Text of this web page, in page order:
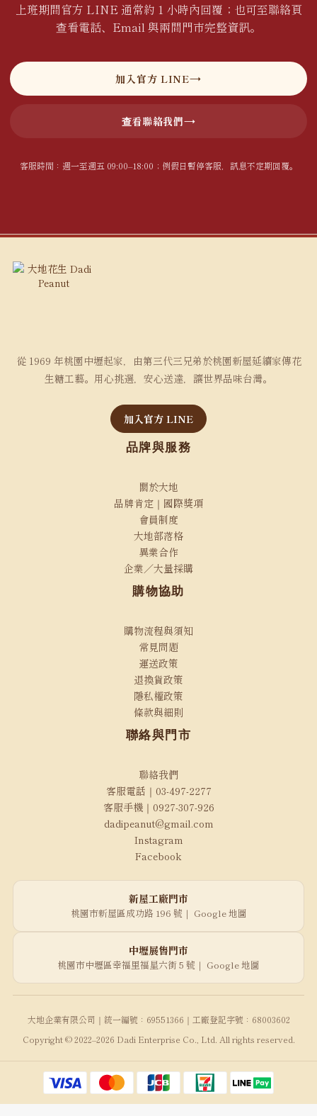
上班期間官方 LINE 通常約 1 小時內回覆；也可至聯絡頁
查看電話、Email 與兩間門市完整資訊。
加入官方 LINE
查看聯絡我們
客服時間：週一至週五 09:00–18:00；例假日暫停客服，訊息不定期回覆。
從 1969 年桃園中壢起家，由第三代三兄弟於桃園新屋延續家傳花
生糖工藝。用心挑選，安心送達，讓世界品味台灣。
加入官方 LINE
品牌與服務
關於大地
品牌肯定｜國際獎項
會員制度
大地部落格
異業合作
企業／大量採購
購物協助
購物流程與須知
常見問題
運送政策
退換貨政策
隱私權政策
條款與細則
聯絡與門市
聯絡我們
客服電話｜03-497-2277
客服手機｜0927-307-926
dadipeanut@gmail.com
Instagram
Facebook
新屋工廠門市
桃園市新屋區成功路 196 號｜ Google 地圖
中壢展售門市
桃園市中壢區幸福里福星六街 5 號｜ Google 地圖
大地企業有限公司｜統一編號：69551366｜工廠登記字號：68003602
Copyright © 2022–2026 Dadi Enterprise Co., Ltd. All rights reserved.